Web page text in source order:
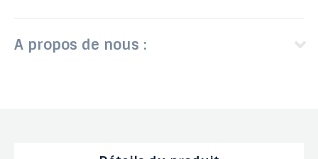
A propos de nous :